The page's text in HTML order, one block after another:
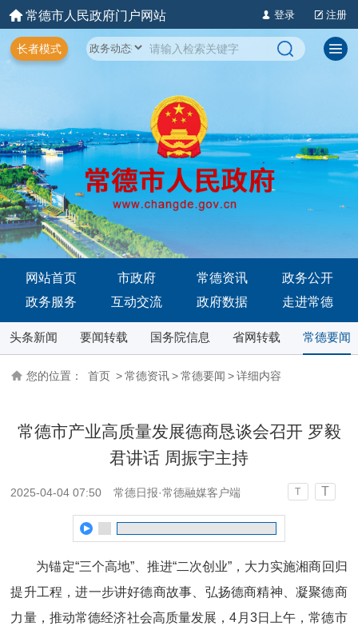
常德市人民政府门户网站 登录 注册
长者模式
网站首页 市政府 常德资讯
政务公开
政务服务
互动交流 政府数据 走进常德
头条新闻 要闻转载 国务院信息 省网转载 常德要闻
您的位置： 首页 > 常德资讯 > 常德要闻 > 详细内容
常德市产业高质量发展德商恳谈会召开 罗毅
君讲话 周振宇主持
2025-04-04 07:50 常德日报·常德融媒客户端 T T
为锚定“三个高地”、推进“二次创业”，大力实施湘商回归
提升工程，进一步讲好德商故事、弘扬德商精神、凝聚德商
力量，推动常德经济社会高质量发展，4月3日上午，常德市